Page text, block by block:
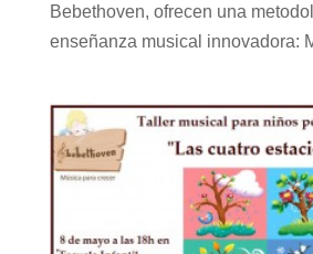
Bebethoven, ofrecen una
enseñanza musical innovadora: